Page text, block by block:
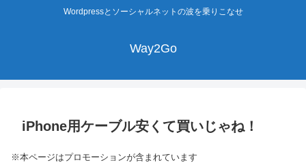
Wordpressとソーシャルネットの波を乗りこなせ
Way2Go
iPhone用ケーブル安くて買いじゃね！
※本ページはプロモーションが含まれています